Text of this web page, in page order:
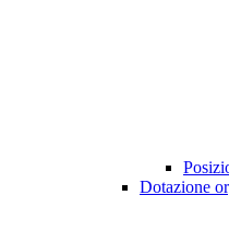
Dotazione